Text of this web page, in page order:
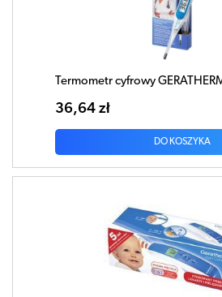
Termometr cyfrowy
36,64 zł
DO KOSZYKA